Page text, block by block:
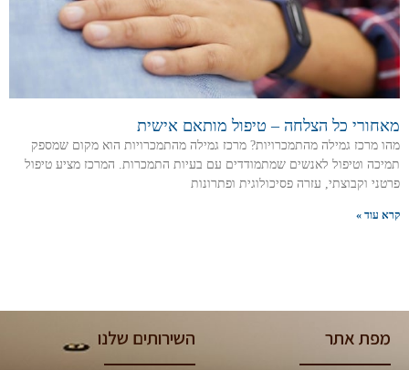
מאחורי כל הצלחה – טיפול מותאם אישית
מהו מרכז גמילה מהתמכרויות? מרכז גמילה מהתמכרויות הוא מקום שמספק
תמיכה וטיפול לאנשים שמתמודדים עם בעיות התמכרות. המרכז מציע טיפול
פרטני וקבוצתי, עזרה פסיכולוגית ופתרונות
קרא עוד »
מפת אתר השירותים שלנו